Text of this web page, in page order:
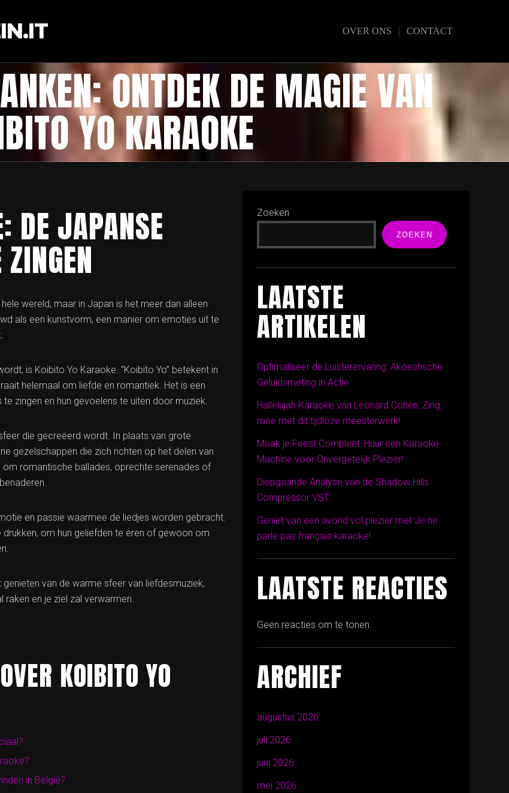
OVER ONS CONTACT
ONTDEK DE MAGIE VAN
YO KARAOKE
DE JAPANSE
wereld, maar in Japan is het meer dan alleen
als een kunstvorm, een manier om emoties uit te
is Koibito Yo Karaoke. “Koibito Yo” betekent in
helemaal om liefde en romantiek. Het is een
zingen en hun gevoelens te uiten door muziek.
die gecreëerd wordt. In plaats van grote
gezelschappen die zich richten op het delen van
romantische ballades, oprechte serenades of
en passie waarmee de liedjes worden gebracht.
om hun geliefden te eren of gewoon om
van de warme sfeer van liefdesmuziek,
raken en je ziel zal verwarmen.
KOIBITO YO
in België?
Zoeken
ZOEKEN
LAATSTE
ARTIKELEN
Optimaliseer de Luisterervaring: Akoestische
Geluidsmeting in Actie
Hallelujah Karaoke van Leonard Cohen: Zing
mee met dit tijdloze meesterwerk!
Maak je Feest Compleet: Huur een Karaoke
Machine voor Onvergetelijk Plezier!
Diepgaande Analyse van de Shadow Hills
Compressor VST
Geniet van een avond vol plezier met Je ne
parle pas français karaoke!
LAATSTE REACTIES
Geen reacties om te tonen.
ARCHIEF
augustus 2026
juli 2026
juni 2026
mei 2026